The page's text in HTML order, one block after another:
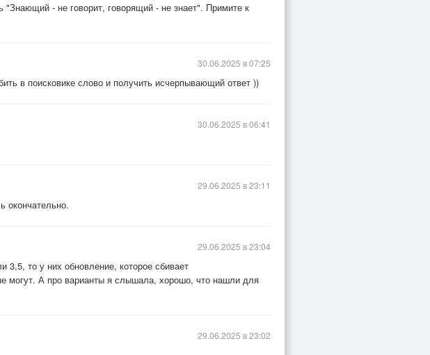
- не говорит, говорящий - не знает". Примите к
в поисковике слово и получить исчерпывающий ответ ))
30.06.2025 в 07:25
30.06.2025 в 06:41
окончательно.
29.06.2025 в 23:11
то у них обновление, которое сбивает
могут. А про варианты я слышала, хорошо, что нашли для
29.06.2025 в 23:04
29.06.2025 в 23:02